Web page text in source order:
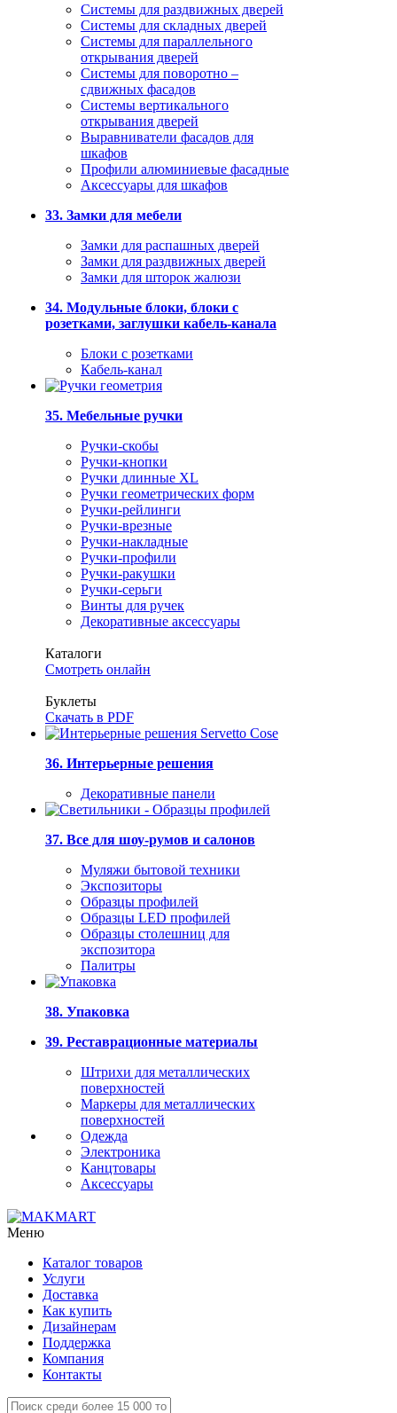
Системы для раздвижных дверей
Системы для складных дверей
Системы для параллельного
открывания дверей
Системы для поворотно –
сдвижных фасадов
Системы вертикального
открывания дверей
Выравниватели фасадов для
шкафов
Профили алюминиевые фасадные
Аксессуары для шкафов
33. Замки для мебели
Замки для распашных дверей
Замки для раздвижных дверей
Замки для шторок жалюзи
34. Модульные блоки, блоки с
розетками, заглушки кабель-канала
Блоки с розетками
Кабель-канал
35. Мебельные ручки
Ручки-скобы
Ручки-кнопки
Ручки длинные XL
Ручки геометрических форм
Ручки-рейлинги
Ручки-врезные
Ручки-накладные
Ручки-профили
Ручки-ракушки
Ручки-серьги
Винты для ручек
Декоративные аксессуары
Каталоги
Смотреть онлайн
Буклеты
Скачать в PDF
36. Интерьерные решения
Декоративные панели
37. Все для шоу-румов и салонов
Муляжи бытовой техники
Экспозиторы
Образцы профилей
Образцы LED профилей
Образцы столешниц для
экспозитора
Палитры
38. Упаковка
39. Реставрационные материалы
Штрихи для металлических
поверхностей
Маркеры для металлических
поверхностей
Одежда
Электроника
Канцтовары
Аксессуары
Меню
Каталог товаров
Услуги
Доставка
Как купить
Дизайнерам
Поддержка
Компания
Контакты